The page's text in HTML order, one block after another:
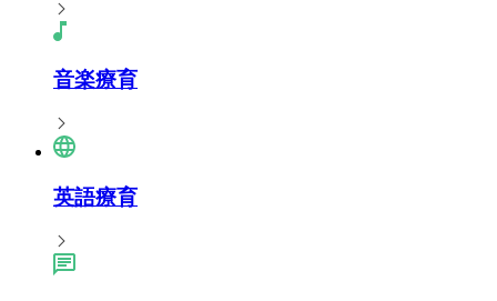
音楽療育
英語療育